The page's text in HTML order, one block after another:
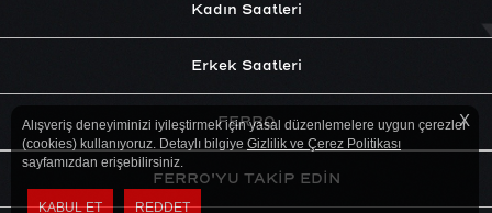
Kadın Saatleri
Erkek Saatleri
FERRO
FERRO'YU TAKİP EDİN
Alışveriş deneyiminizi iyileştirmek için yasal düzenlemelere uygun çerezler
(cookies) kullanıyoruz. Detaylı bilgiye Gizlilik ve Çerez Politikası
sayfamızdan erişebilirsiniz.
X